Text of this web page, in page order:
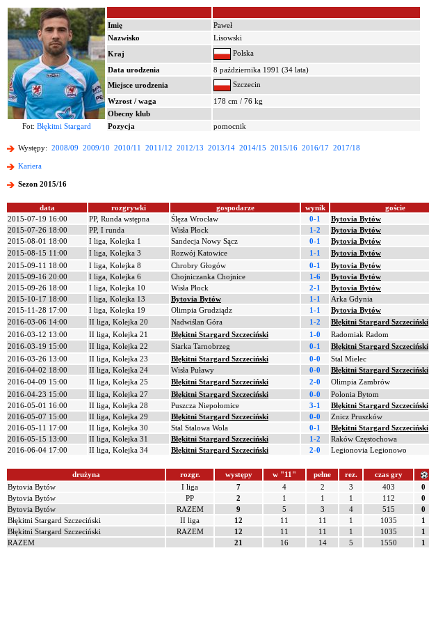
Imię
Paweł
Nazwisko
Lisowski
Kraj
Polska
Data urodzenia
8 października 1991 (34 lata)
Miejsce urodzenia
Szczecin
Wzrost / waga
178 cm / 76 kg
Obecny klub
Fot: Błękitni Stargard Pozycja pomocnik
Występy: 2008/09 2009/10 2010/11 2011/12 2012/13 2013/14 2014/15 2015/16 2016/17 2017/18
Kariera
Sezon 2015/16
data rozgrywki gospodarze wynik goście
2015-07-19 16:00
PP, Runda wstępna Ślęza Wrocław 0-1 Bytovia Bytów
2015-07-26 18:00
PP, I runda Wisła Płock 1-2 Bytovia Bytów
2015-08-01 18:00
I liga, Kolejka 1 Sandecja Nowy Sącz 0-1 Bytovia Bytów
2015-08-15 11:00
I liga, Kolejka 3 Rozwój Katowice 1-1 Bytovia Bytów
2015-09-11 18:00
I liga, Kolejka 8 Chrobry Głogów 0-1 Bytovia Bytów
2015-09-16 20:00
I liga, Kolejka 6 Chojniczanka Chojnice 1-6 Bytovia Bytów
2015-09-26 18:00
I liga, Kolejka 10 Wisła Płock 2-1 Bytovia Bytów
2015-10-17 18:00
I liga, Kolejka 13 Bytovia Bytów 1-1 Arka Gdynia
2015-11-28 17:00
I liga, Kolejka 19 Olimpia Grudziądz 1-1 Bytovia Bytów
2016-03-06 14:00
II liga, Kolejka 20 Nadwiślan Góra 1-2 Błękitni Stargard Szczeciński
2016-03-12 13:00
II liga, Kolejka 21 Błękitni Stargard Szczeciński 1-0 Radomiak Radom
2016-03-19 15:00
II liga, Kolejka 22 Siarka Tarnobrzeg 0-1 Błękitni Stargard Szczeciński
2016-03-26 13:00
II liga, Kolejka 23 Błękitni Stargard Szczeciński 0-0 Stal Mielec
2016-04-02 18:00
II liga, Kolejka 24 Wisła Puławy 0-0 Błękitni Stargard Szczeciński
2016-04-09 15:00
II liga, Kolejka 25 Błękitni Stargard Szczeciński 2-0 Olimpia Zambrów
2016-04-23 15:00
II liga, Kolejka 27 Błękitni Stargard Szczeciński 0-0 Polonia Bytom
2016-05-01 16:00
II liga, Kolejka 28 Puszcza Niepołomice 3-1 Błękitni Stargard Szczeciński
2016-05-07 15:00
II liga, Kolejka 29 Błękitni Stargard Szczeciński 0-0 Znicz Pruszków
2016-05-11 17:00
II liga, Kolejka 30 Stal Stalowa Wola 0-1 Błękitni Stargard Szczeciński
2016-05-15 13:00
II liga, Kolejka 31 Błękitni Stargard Szczeciński 1-2 Raków Częstochowa
2016-06-04 17:00
II liga, Kolejka 34 Błękitni Stargard Szczeciński 2-0 Legionovia Legionowo
drużyna rozgr. występy w "11" pełne rez. czas gry
Bytovia Bytów
I liga 7 4 2 3 403 0
Bytovia Bytów
PP 2 1 1 1 112 0
Bytovia Bytów
RAZEM 9 5 3 4 515 0
Błękitni Stargard Szczeciński
II liga 12 11 11 1 1035 1
Błękitni Stargard Szczeciński
RAZEM 12 11 11 1 1035 1
RAZEM
21 16 14 5 1550 1